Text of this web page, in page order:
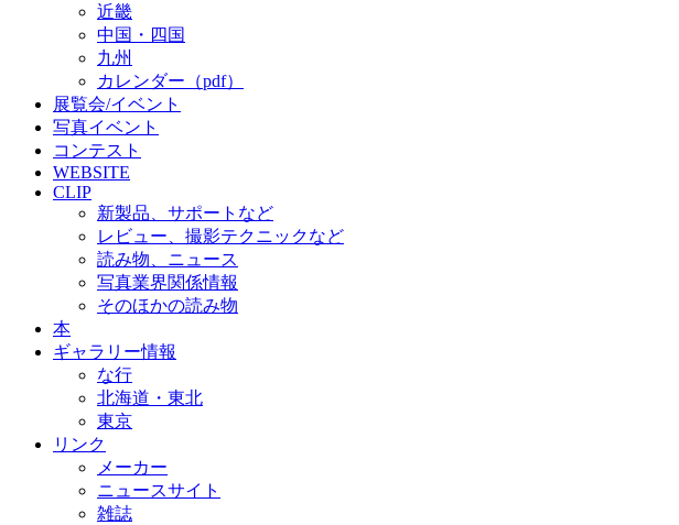
近畿
中国・四国
九州
カレンダー（pdf）
展覧会/イベント
写真イベント
コンテスト
WEBSITE
CLIP
新製品、サポートなど
レビュー、撮影テクニックなど
読み物、ニュース
写真業界関係情報
そのほかの読み物
本
ギャラリー情報
な行
北海道・東北
東京
リンク
メーカー
ニュースサイト
雑誌